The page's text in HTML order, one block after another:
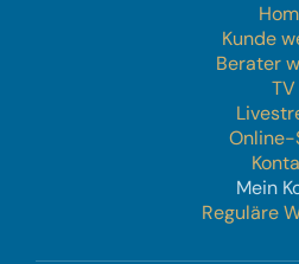
Kunde
Berater
TV
Online-
Mein
Reguläre